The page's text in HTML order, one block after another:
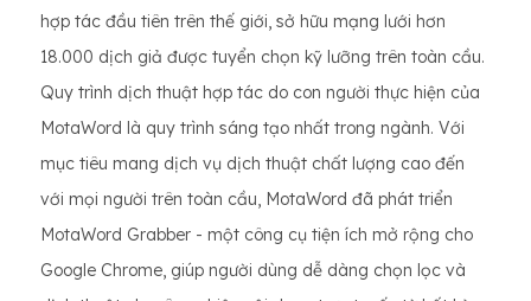
hợp tác đầu tiên trên thế giới, sở hữu mạng lưới hơn
18.000 dịch giả được tuyển chọn kỹ lưỡng trên toàn cầu.
Quy trình dịch thuật hợp tác do con người thực hiện của
MotaWord là quy trình sáng tạo nhất trong ngành. Với
mục tiêu mang dịch vụ dịch thuật chất lượng cao đến
với mọi người trên toàn cầu, MotaWord đã phát triển
MotaWord Grabber - một công cụ tiện ích mở rộng cho
Google Chrome, giúp người dùng dễ dàng chọn lọc và